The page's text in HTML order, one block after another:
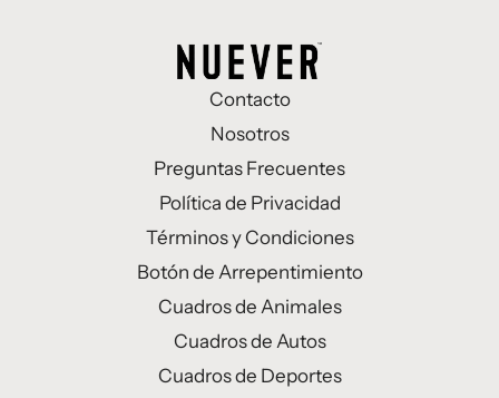
Contacto
Nosotros
Preguntas Frecuentes
Política de Privacidad
Términos y Condiciones
Botón de Arrepentimiento
Cuadros de Animales
Cuadros de Autos
Cuadros de Deportes